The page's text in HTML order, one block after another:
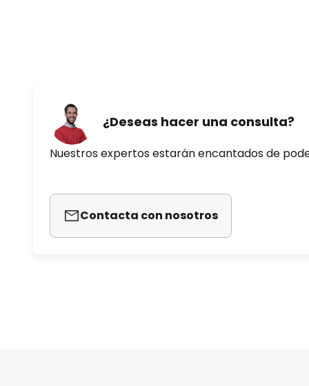
¿Deseas hacer una consulta?
Nuestros expertos estarán encantados de
Contacta con nosotros